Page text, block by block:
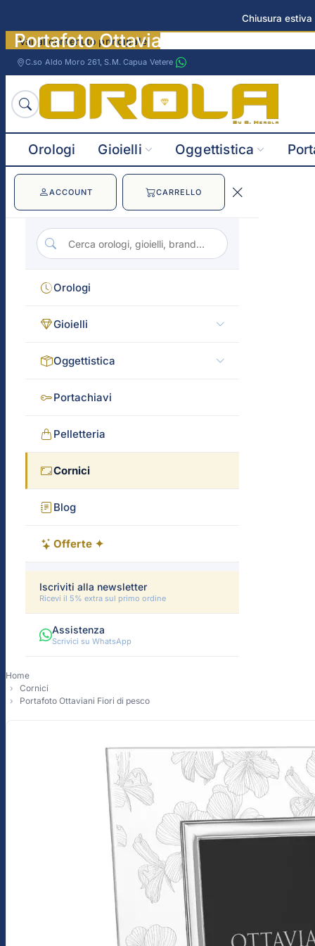
Chiusura
Vai al contenuto principale
C.so Aldo Moro 261, S.M. Capua Vetere
Orologi Gioielli Oggettistica
ACCOUNT CARRELLO
Orologi
Gioielli
Oggettistica
Portachiavi
Pelletteria
Cornici
Blog
Offerte ✦
Iscriviti alla newsletter
Ricevi il 5% extra sul primo ordine
Assistenza
Scrivici su WhatsApp
Home
Cornici
Portafoto Ottaviani Fiori di pesco
Portafoto Ottaviani Fiori di pesco